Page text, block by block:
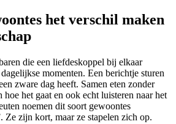
het verschil maken
die een liefdeskoppel bij elkaar
momenten. Een berichtje sturen
zware dag heeft. Samen eten zonder
het gaat en ook echt luisteren naar het
noemen dit soort gewoontes
Ze zijn kort, maar ze stapelen zich op.